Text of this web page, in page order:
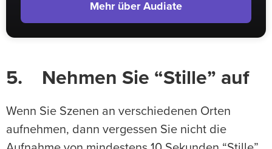
Mehr über Audiate
5. Nehmen Sie “Stille” auf
Wenn Sie Szenen an verschiedenen Orten
aufnehmen, dann vergessen Sie nicht die